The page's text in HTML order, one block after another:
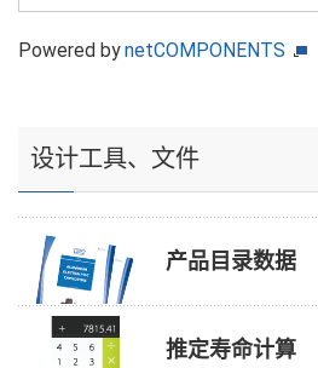
Powered bynetCOMPONENTS
设计工具、文件
产品目录数据
推定寿命计算